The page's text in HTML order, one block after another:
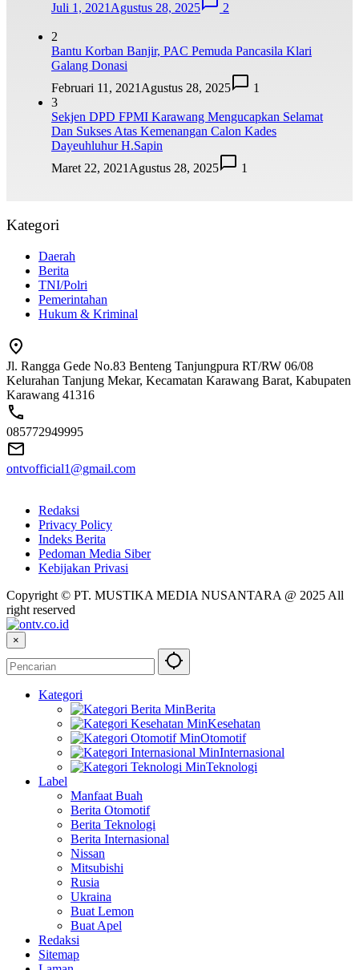
Juli 1, 2021Agustus 28, 2025 2
2
Bantu Korban Banjir, PAC Pemuda Pancasila Klari
Galang Donasi
Februari 11, 2021Agustus 28, 2025
1
3
Sekjen DPD FPMI Karawang Mengucapkan Selamat
Dan Sukses Atas Kemenangan Calon Kades
Dayeuhluhur H.Sapin
Maret 22, 2021Agustus 28, 2025 1
Kategori
Daerah
Berita
TNI/Polri
Pemerintahan
Hukum & Kriminal
Jl. Rangga Gede No.83 Benteng Tanjungpura RT/RW 06/08
Kelurahan Tanjung Mekar, Kecamatan Karawang Barat, Kabupaten
Karawang 41316
085772949995
ontvofficial1@gmail.com
Redaksi
Privacy Policy
Indeks Berita
Pedoman Media Siber
Kebijakan Privasi
Copyright © PT. MUSTIKA MEDIA NUSANTARA @ 2025 All
right reserved
×
Kategori
Berita
Kesehatan
Otomotif
Internasional
Teknologi
Label
Manfaat Buah
Berita Otomotif
Berita Teknologi
Berita Internasional
Nissan
Mitsubishi
Rusia
Ukraina
Buat Lemon
Buat Apel
Redaksi
Sitemap